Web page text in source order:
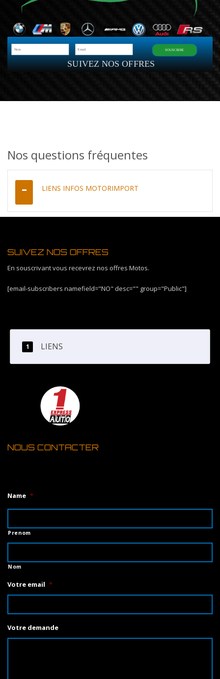
SUIVEZ NOS OFFRES
SOUSCRIRE
Nos questions fréquentes
LIENS INFOS MOTORIMPORT
SUIVEZ NOS OFFRES
En souscrivant vous recevrez nos offres Motos.
[email-subscribers namefield="NO" desc="" group="Public"]
LIENS
NOUS CONTACTER
Name *
Prenom
Nom
Votre email *
Votre demande